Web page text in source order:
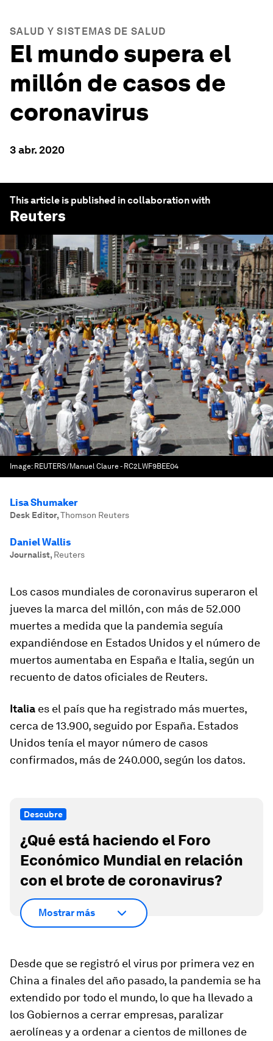
SALUD Y SISTEMAS DE SALUD
El mundo supera el
millón de casos de
coronavirus
3 abr. 2020
This article is published in collaboration with
Reuters
Image: REUTERS/Manuel Claure - RC2LWF9BEE04
Lisa Shumaker
Desk Editor,Thomson Reuters
Daniel Wallis
Journalist, Reuters
Los casos mundiales de coronavirus superaron el
jueves la marca del millón, con más de 52.000
muertes a medida que la pandemia seguía
expandiéndose en Estados Unidos y el número de
muertos aumentaba en España e Italia, según un
recuento de datos oficiales de Reuters.
Italia es el país que ha registrado más muertes,
cerca de 13.900, seguido por España. Estados
Unidos tenía el mayor número de casos
confirmados, más de 240.000, según los datos.
Descubre
¿Qué está haciendo el Foro
Económico Mundial en relación
con el brote de coronavirus?
Mostrar más
Desde que se registró el virus por primera vez en
China a finales del año pasado, la pandemia se ha
extendido por todo el mundo, lo que ha llevado a
los Gobiernos a cerrar empresas, paralizar
aerolíneas y a ordenar a cientos de millones de